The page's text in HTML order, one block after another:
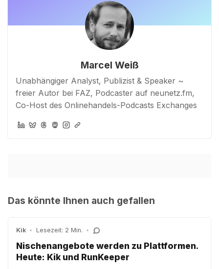
Marcel Weiß
Unabhängiger Analyst, Publizist & Speaker ~
freier Autor bei FAZ, Podcaster auf neunetz.fm,
Co-Host des Onlinehandels-Podcasts Exchanges
Das könnte Ihnen auch gefallen
Kik • Lesezeit: 2 Min. •
Nischenangebote werden zu Plattformen.
Heute: Kik und RunKeeper